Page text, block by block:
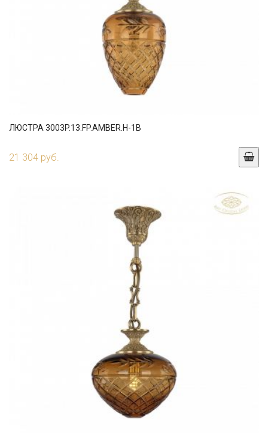
ЛЮСТРА 3003P.13.FP.AMBER.H-1B
21 304 руб.